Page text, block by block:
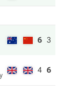
6 3
4 6